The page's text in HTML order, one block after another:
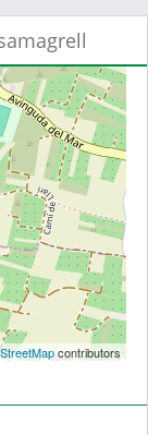
contributors